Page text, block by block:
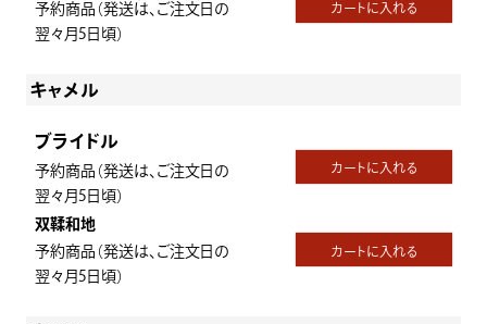
予約商品（発送は、ご注文日の
翌々月5日頃）
カートに入れる
キャメル
ブライドル
予約商品（発送は、ご注文日の
翌々月5日頃）
カートに入れる
双鞣和地
予約商品（発送は、ご注文日の
翌々月5日頃）
カートに入れる